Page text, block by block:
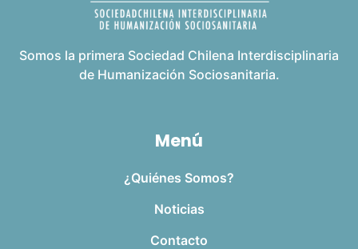
Somos la primera Sociedad Chilena Interdisciplinaria
de Humanización Sociosanitaria.
Menú
¿Quiénes Somos?
Noticias
Contacto